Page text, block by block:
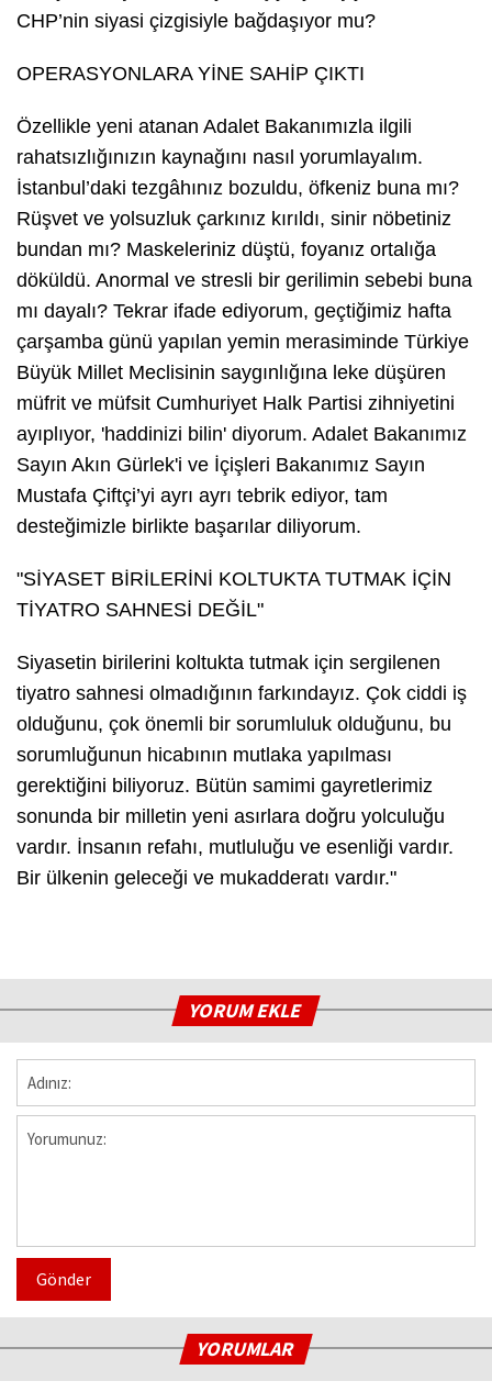
CHP’nin siyasi çizgisiyle bağdaşıyor mu?
OPERASYONLARA YİNE SAHİP ÇIKTI
Özellikle yeni atanan Adalet Bakanımızla ilgili
rahatsızlığınızın kaynağını nasıl yorumlayalım.
İstanbul’daki tezgâhınız bozuldu, öfkeniz buna mı?
Rüşvet ve yolsuzluk çarkınız kırıldı, sinir nöbetiniz
bundan mı? Maskeleriniz düştü, foyanız ortalığa
döküldü. Anormal ve stresli bir gerilimin sebebi buna
mı dayalı? Tekrar ifade ediyorum, geçtiğimiz hafta
çarşamba günü yapılan yemin merasiminde Türkiye
Büyük Millet Meclisinin saygınlığına leke düşüren
müfrit ve müfsit Cumhuriyet Halk Partisi zihniyetini
ayıplıyor, 'haddinizi bilin' diyorum. Adalet Bakanımız
Sayın Akın Gürlek'i ve İçişleri Bakanımız Sayın
Mustafa Çiftçi’yi ayrı ayrı tebrik ediyor, tam
desteğimizle birlikte başarılar diliyorum.
"SİYASET BİRİLERİNİ KOLTUKTA TUTMAK İÇİN
TİYATRO SAHNESİ DEĞİL"
Siyasetin birilerini koltukta tutmak için sergilenen
tiyatro sahnesi olmadığının farkındayız. Çok ciddi iş
olduğunu, çok önemli bir sorumluluk olduğunu, bu
sorumluğunun hicabının mutlaka yapılması
gerektiğini biliyoruz. Bütün samimi gayretlerimiz
sonunda bir milletin yeni asırlara doğru yolculuğu
vardır. İnsanın refahı, mutluluğu ve esenliği vardır.
Bir ülkenin geleceği ve mukadderatı vardır."
YORUM EKLE
Gönder
YORUMLAR